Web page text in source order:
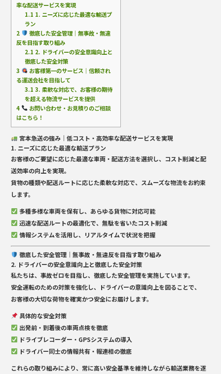
率な配送サービスを実現
1.1 1. ニーズに応じた最適な輸送プ
ラン
2
徹底した安全管理｜無事故・無違
反を目指す取り組み
2.1 2. ドライバーの安全意識向上と
徹底した安全対策
3
お客様第一のサービス｜信頼され
る運送会社を目指して
3.1 3. 柔軟な対応で、お客様の期待
を超える物流サービスを提供
4
お問い合わせ・お見積りのご相談
はこちら！
宮本急送の強み｜低コスト・高効率な配送サービスを実現
1. ニーズに応じた最適な輸送プラン
お客様のご要望に応じた最適な車両・配送方法を選択し、コスト削減と配
送効率の向上を実現。
貨物の種類や配送ルートに応じた柔軟な対応で、スムーズな物流をお約束
します。
多種多様な車両を保有し、あらゆる貨物に対応可能
迅速な配送ルートの最適化で、無駄を省いたコスト削減
情報システムを活用し、リアルタイムで状況を把握
徹底した安全管理｜無事故・無違反を目指す取り組み
2. ドライバーの安全意識向上と徹底した安全対策
私たちは、事故ゼロを目指し、徹底した安全管理を実施しています。
安全運転のための対策を強化し、ドライバーの意識向上を図ることで、
お客様の大切な荷物を確実かつ安全にお届けします。
具体的な安全対策
出発前・到着後の車両点検を徹底
ドライブレコーダー・GPSシステムの導入
ドライバー同士の情報共有・報連相の徹底
これらの取り組みにより、常に高い安全基準を維持しながら輸送業務を遂